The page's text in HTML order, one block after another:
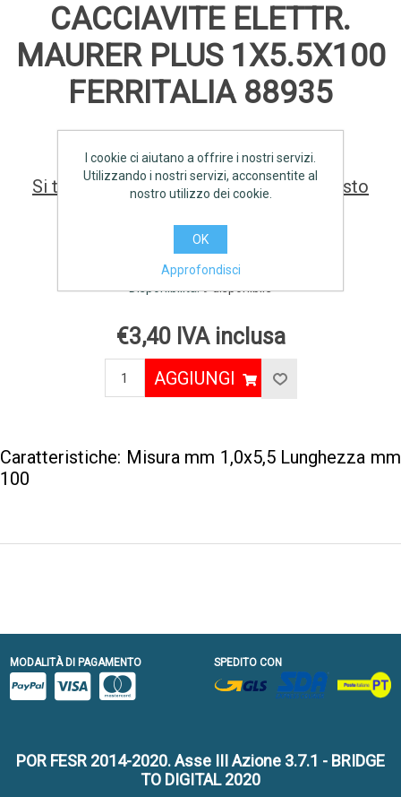
CACCIAVITE ELETTR.
MAURER PLUS 1X5.5X100
FERRITALIA 88935
Si tratta della prima recensione per questo
Produttore: FERRITALIA
Disponibilità:9 disponibile
€3,40 IVA inclusa
AGGIUNGI
Caratteristiche: Misura mm 1,0x5,5 Lunghezza mm
100
MODALITÀ DI PAGAMENTO SPEDITO CON
POR FESR 2014-2020. Asse III Azione 3.7.1 - BRIDGE
TO DIGITAL 2020
I cookie ci aiutano a offrire i nostri servizi.
Utilizzando i nostri servizi, acconsentite al
nostro utilizzo dei cookie.
OK
Approfondisci